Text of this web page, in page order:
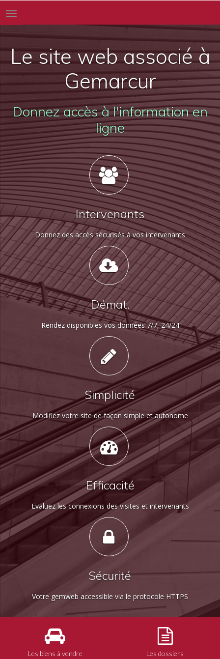
Toggle
navigation
Le site web associé à
Gemarcur
Donnez accès à l'information en
ligne
Intervenants
Donnez des accès sécurisés à vos intervenants
Démat.
Rendez disponibles vos données 7/7, 24/24
Simplicité
Modifiez votre site de façon simple et autonome
Efficacité
Evaluez les connexions des visites et intervenants
Sécurité
Votre gemweb accessible via le protocole HTTPS
Les biens à vendre Les dossiers